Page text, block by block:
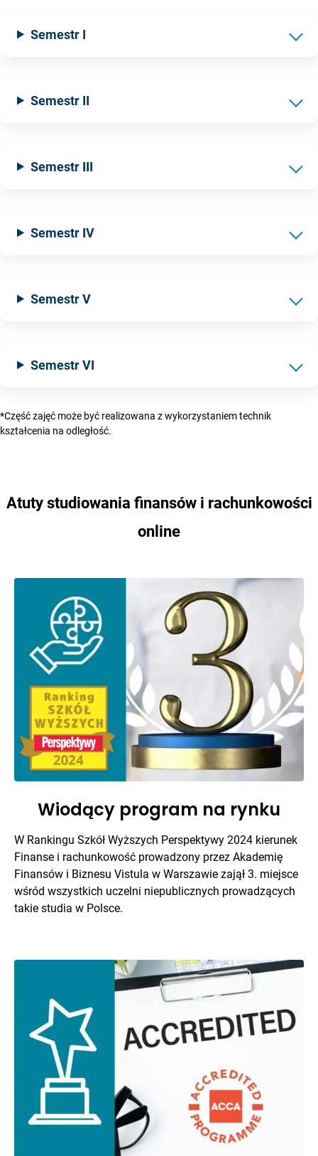
Semestr I
Semestr II
Semestr III
Semestr IV
Semestr V
Semestr VI
*Część zajęć może być realizowana z wykorzystaniem technik
kształcenia na odległość.
Atuty studiowania finansów i rachunkowości
online
Wiodący program na rynku
W Rankingu Szkół Wyższych Perspektywy 2024 kierunek
Finanse i rachunkowość prowadzony przez Akademię
Finansów i Biznesu Vistula w Warszawie zajął 3. miejsce
wśród wszystkich uczelni niepublicznych prowadzących
takie studia w Polsce.